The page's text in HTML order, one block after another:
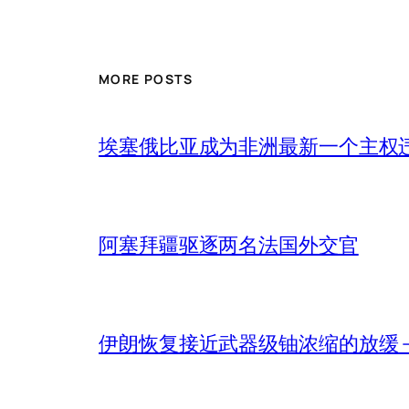
MORE POSTS
埃塞俄比亚成为非洲最新一个主权
阿塞拜疆驱逐两名法国外交官
伊朗恢复接近武器级铀浓缩的放缓